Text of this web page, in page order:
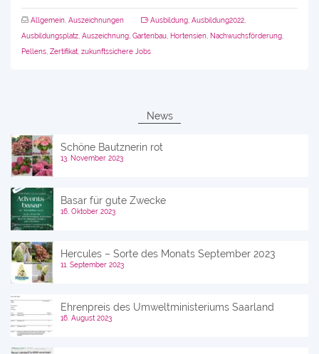
Allgemein Auszeichnungen Ausbildung Ausbildung2022
Ausbildungsplatz Auszeichnung Gartenbau Hortensien Nachwuchsförderung
Pellens Zertifikat zukunftssichere Jobs
News
Schöne Bautznerin rot
13. November 2023
Basar für gute Zwecke
16. Oktober 2023
Hercules – Sorte des Monats September 2023
11. September 2023
Ehrenpreis des Umweltministeriums Saarland
16. August 2023